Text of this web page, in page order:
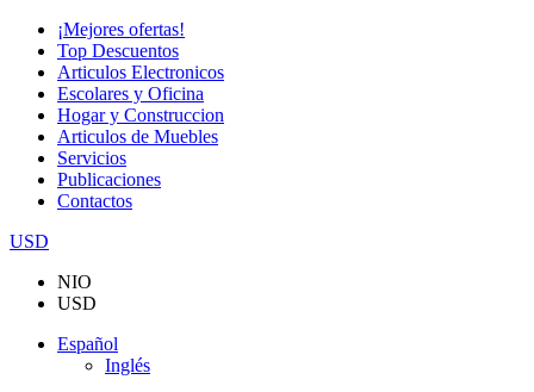
¡Mejores ofertas!
Top Descuentos
Articulos Electronicos
Escolares y Oficina
Hogar y Construccion
Articulos de Muebles
Servicios
Publicaciones
Contactos
USD
NIO
USD
Español
Inglés